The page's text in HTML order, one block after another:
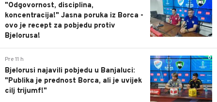
"Odgovornost, disciplina,
koncentracija!" Jasna poruka iz Borca -
ovo je recept za pobjedu protiv
Bjelorusa!
0
Pre 11 h
Bjelorusi najavili pobjedu u Banjaluci:
"Publika je prednost Borca, ali je uvijek
cilj trijumf!"